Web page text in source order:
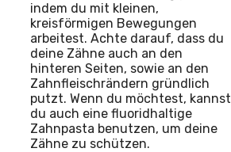
indem du mit kleinen,
kreisförmigen Bewegungen
arbeitest. Achte darauf, dass du
deine Zähne auch an den
hinteren Seiten, sowie an den
Zahnfleischrändern gründlich
putzt. Wenn du möchtest, kannst
du auch eine fluoridhaltige
Zahnpasta benutzen, um deine
Zähne zu schützen.